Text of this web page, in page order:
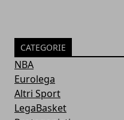
CATEGORIE
NBA
Eurolega
Altri Sport
LegaBasket